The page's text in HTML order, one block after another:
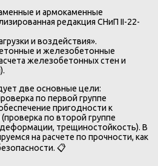
и армокаменные
редакция СНиП II-22-
и воздействия».
и железобетонные
железобетонных стен и
две основные цели:
по первой группе
пригодности к
по второй группе
трещиностойкость). В
на расчете по прочности, как
📋